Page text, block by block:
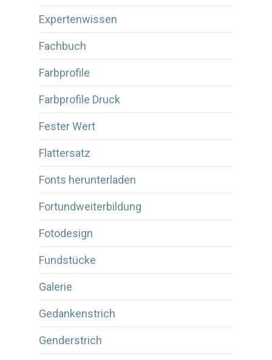
Expertenwissen
Fachbuch
Farbprofile
Farbprofile Druck
Fester Wert
Flattersatz
Fonts herunterladen
Fortundweiterbildung
Fotodesign
Fundstücke
Galerie
Gedankenstrich
Genderstrich